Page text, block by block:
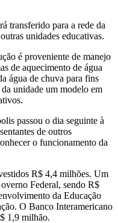
transferido para a rede da
unidades educativas.
é proveniente de manejo
de aquecimento de água
água de chuva para fins
unidade um modelo em
passou o dia seguinte à
de outros
o funcionamento da
R$ 4,4 milhões. Um
Federal, sendo R$
da Educação
O Banco Interamericano
1,9 milhão.